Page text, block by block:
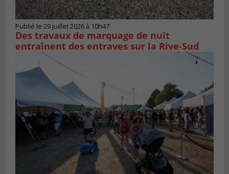
Publié le 29 juillet 2026 à 10h47
Des travaux de marquage de nuit
entraînent des entraves sur la Rive-Sud